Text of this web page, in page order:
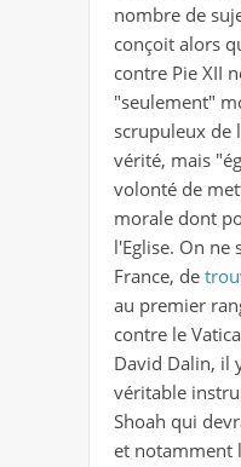
nombre de
conçoit alors
contre Pie XII
"seulement"
scrupuleux de
vérité, mais
volonté de
morale dont
l'Eglise. On ne
France, de
au premier
contre le
David Dalin, il
véritable
Shoah qui
et notamment